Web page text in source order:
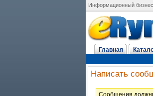
Информационный
Главная
Написать